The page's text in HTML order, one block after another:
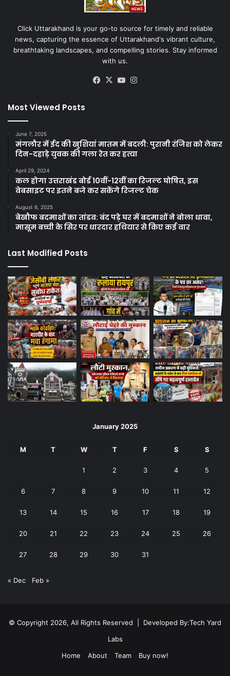
Click Uttarakhand is your go-to source for timely and reliable
news, capturing the essence of Uttarakhand's vibrant culture,
breathtaking landscapes, and compelling stories. Stay informed
with us.
Facebook
X YouTube
Most Viewed Posts
June 7, 2025
मंगलौर में ईद की खुशियां मातम में बदली: पुरानी रंजिश को लेकर
दिन-दहाड़े युवक की गला रेत कर हत्या
April 29, 2024
कल होगा उत्तराखंड बोर्ड 10वीं-12वीं का रिजल्ट घोषित, इस
वेबसाइट पर इतने बजे कर सकेंगे रिजल्ट चेक
August 6, 2025
बेखौफ बदमाशों का तांडव: बंद पड़े घर में बदमाशों ने बोला धावा,
मासूम बच्ची के सिर पर धारदार हथियार से किए कई वार
Last Modified Posts
January 2025
M T W T F S S
1 2 3 4 5
6 7 8 9 10 11 12
13 14 15 16 17 18 19
20 21 22 23 24 25 26
27 28 29 30 31
« Dec Feb »
© Copyright 2026, All Rights Reserved | Developed By:Tech Yard
Labs
Home
About Team Buy now!